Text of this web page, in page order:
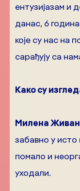
ентузијазам и
данас, 6
које су нас на
сарађују са
Како су
Милена
забавно у исто
помало и
уходали.